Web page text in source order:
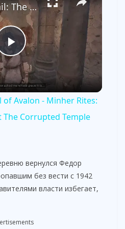
P
l
a
V
Tainted Grail: The Fall of Avalon - Minher Rites: Talk To Neante About The Corrupted Temple Gameplay
of Avalon - Minher Rites:
The Corrupted Temple
вернулся Федор
без вести с 1942
власти избегает,